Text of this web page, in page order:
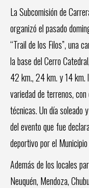
La Subcomisión de
organizó el pasado
“Trail de los Filos”, una
la base del Cerro
42 km., 24 km. y 14 km.
variedad de terrenos,
técnicas. Un día soleado
del evento que fue
deportivo por el
Además de los locales
Neuquén, Mendoza,